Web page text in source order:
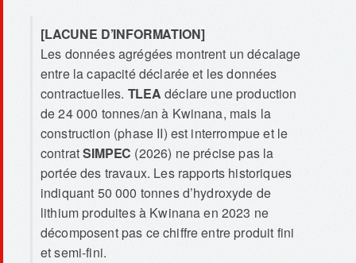
[LACUNE D’INFORMATION]
Les données agrégées montrent un décalage
entre la capacité déclarée et les données
contractuelles. TLEA déclare une production
de 24 000 tonnes/an à Kwinana, mais la
construction (phase II) est interrompue et le
contratSIMPEC (2026) ne précise pas la
portée des travaux. Les rapports historiques
indiquant 50 000 tonnes d’hydroxyde de
lithium produites à Kwinana en 2023 ne
décomposent pas ce chiffre entre produit fini
et semi-fini.